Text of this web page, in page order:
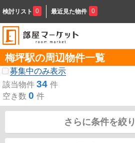
検討リスト 0 最近見た物件 0
梅坪駅の周辺物件一覧
募集中のみ表示
該当物件 34 件
空き数 0 件
さらに条件を絞